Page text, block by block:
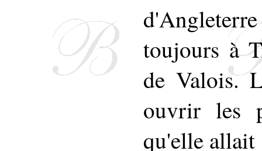
toujours à
de Valois.
ouvrir les
qu'elle allait